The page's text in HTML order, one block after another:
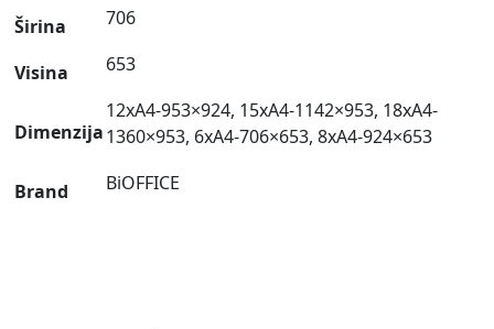
Širina 706
Visina 653
Dimenzija
12xA4-953×924, 15xA4-1142×953, 18xA4-
1360×953, 6xA4-706×653, 8xA4-924×653
Brand BiOFFICE